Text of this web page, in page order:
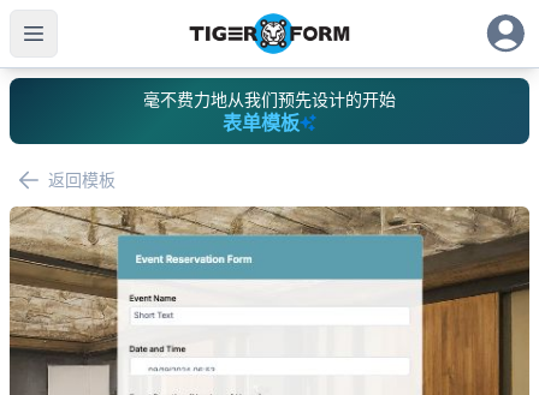
毫不费力地从我们预先设计的开始
表单模板
返回模板